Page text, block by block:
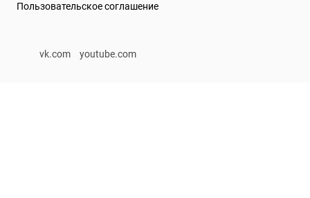
Пользовательское соглашение
vk.com youtube.com